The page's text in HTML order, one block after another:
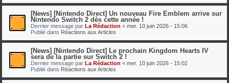
[News] [Nintendo Direct] Un nouveau Fire Emblem arrive sur
Nintendo Switch 2 dès cette année !
Dernier message par La Rédaction « mer. 10 juin 2026 - 15:06
Publié dans Réactions aux Articles
[News] [Nintendo Direct] Le prochain Kingdom Hearts IV
sera de la partie sur Switch 2 !
Dernier message par La Rédaction « mer. 10 juin 2026 - 15:02
Publié dans Réactions aux Articles